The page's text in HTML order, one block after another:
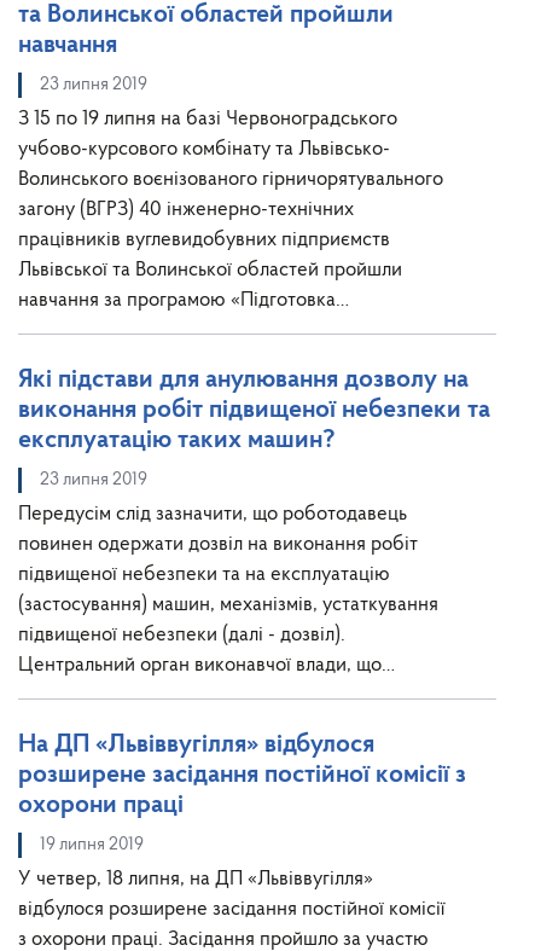
та Волинської областей пройшли
навчання
23 липня 2019
З 15 по 19 липня на базі Червоноградського
учбово-курсового комбінату та Львівсько-
Волинського воєнізованого гірничорятувального
загону (ВГРЗ) 40 інженерно-технічних
працівників вуглевидобувних підприємств
Львівської та Волинської областей пройшли
навчання за програмою «Підготовка…
Які підстави для анулювання дозволу на
виконання робіт підвищеної небезпеки та
експлуатацію таких машин?
23 липня 2019
Передусім слід зазначити, що роботодавець
повинен одержати дозвіл на виконання робіт
підвищеної небезпеки та на експлуатацію
(застосування) машин, механізмів, устаткування
підвищеної небезпеки (далі - дозвіл).
Центральний орган виконавчої влади, що…
На ДП «Львіввугілля» відбулося
розширене засідання постійної комісії з
охорони праці
19 липня 2019
У четвер, 18 липня, на ДП «Львіввугілля»
відбулося розширене засідання постійної комісії
з охорони праці. Засідання пройшло за участю